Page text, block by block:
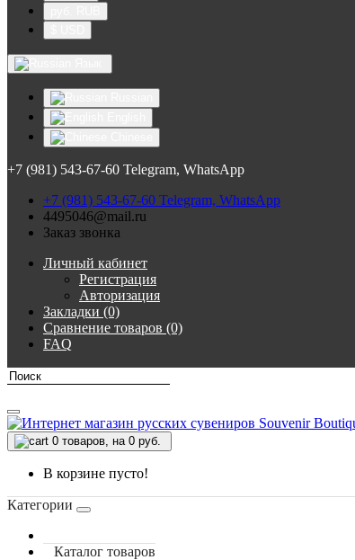
+7 (981) 543-67-60 Telegram, WhatsApp
+7 (981) 543-67-60 Telegram, WhatsApp
4495046@mail.ru
Заказ звонка
Личный кабинет
Регистрация
Авторизация
Закладки (0)
Сравнение товаров (0)
FAQ
0 товаров, на 0 руб.
В корзине пусто!
Категории
Каталог товаров